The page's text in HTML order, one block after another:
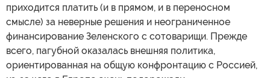
приходится платить (и в прямом, и в переносном
смысле) за неверные решения и неограниченное
финансирование Зеленского с сотоварищи. Прежде
всего, пагубной оказалась внешняя политика,
ориентированная на общую конфронтацию с Россией,